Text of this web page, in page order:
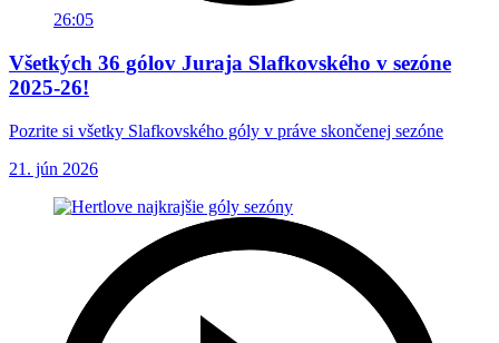
26:05
Všetkých 36 gólov Juraja Slafkovského v sezóne
2025-26!
Pozrite si všetky Slafkovského góly v práve skončenej sezóne
21. jún 2026